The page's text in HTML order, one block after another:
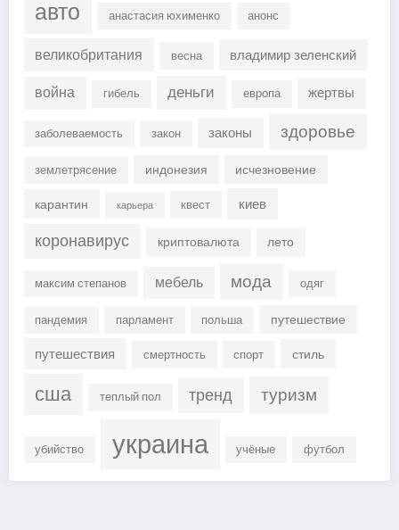
авто анастасия юхименко анонс
великобритания весна владимир зеленский
война гибель деньги европа жертвы
заболеваемость закон законы здоровье
землетрясение индонезия
исчезновение
карантин
карьера квест киев
коронавирус криптовалюта лето
максим степанов мебель мода одяг
пандемия парламент польша путешествие
путешествия смертность спорт стиль
сша теплый пол тренд туризм
убийство украина учёные футбол